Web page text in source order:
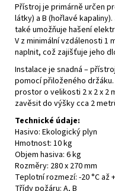
Přístroj je primárně určen
látky) a B (hořlavé
také umožňuje hašení
V z minimální vzdálenosti
naplnit, což zajišťuje jeho
Instalace je snadná –
pomocí přiloženého
prostor o velikosti 2 x 2 x 2
zavěsit do výšky cca 2
Technické údaje:
Hasivo: Ekologický plyn
Hmotnost: 10 kg
Objem hasiva: 6 kg
Rozměry: 280 x 270 mm
Teplotní rozmezí: -20 °C až
Třídy požáru: A, B